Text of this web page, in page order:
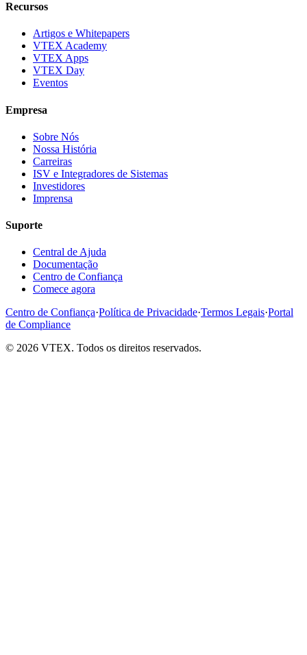
Recursos
Artigos e Whitepapers
VTEX Academy
VTEX Apps
VTEX Day
Eventos
Empresa
Sobre Nós
Nossa História
Carreiras
ISV e Integradores de Sistemas
Investidores
Imprensa
Suporte
Central de Ajuda
Documentação
Centro de Confiança
Comece agora
Centro de Confiança·Política de Privacidade·Termos Legais·Portal
de Compliance
© 2026 VTEX. Todos os direitos reservados.